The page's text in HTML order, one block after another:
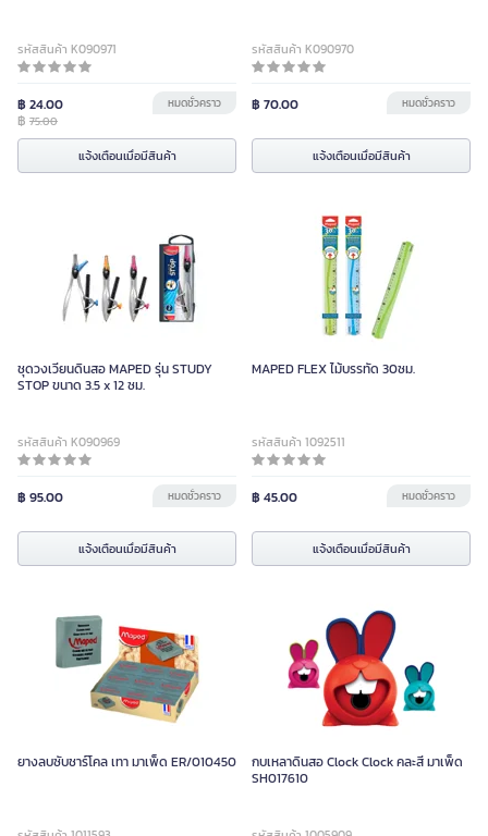
รหัสสินค้า K090971
฿ 24.00
฿ 75.00
หมดชั่วคราว
แจ้งเตือนเมื่อมีสินค้า
รหัสสินค้า K090970
฿ 70.00 หมดชั่วคราว
แจ้งเตือนเมื่อมีสินค้า
ชุดวงเวียนดินสอ MAPED รุ่น STUDY
STOP ขนาด 3.5 x 12 ซม.
รหัสสินค้า K090969
฿ 95.00 หมดชั่วคราว
แจ้งเตือนเมื่อมีสินค้า
MAPED FLEX ไม้บรรทัด 30ซม.
รหัสสินค้า 1092511
฿ 45.00 หมดชั่วคราว
แจ้งเตือนเมื่อมีสินค้า
ยางลบซับชาร์โคล เทา มาเพ็ด ER/010450
กบเหลาดินสอ Clock Clock คละสี มาเพ็ด
SH017610